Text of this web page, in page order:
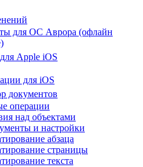
для ОС Аврора (офлайн
Apple iOS
для iOS
документов
операции
над объектами
и настройки
абзаца
страницы
текста